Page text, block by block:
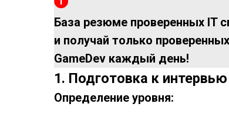
База резюме проверенных IT
и получай только
GameDev каждый день!
1. Подготовка к
Определение уровня: